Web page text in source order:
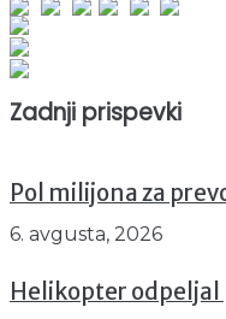
Zadnji prispevki
Pol milijona za
6. avgusta, 2026
Helikopter odpeljal